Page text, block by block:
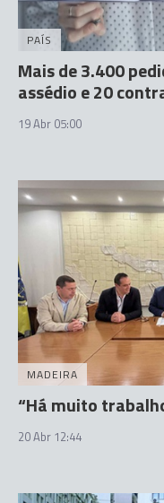
PAÍS
Mais de 3.400
assédio e 20
19 Abr 05:00
MADEIRA
“Há muito
20 Abr 12:44